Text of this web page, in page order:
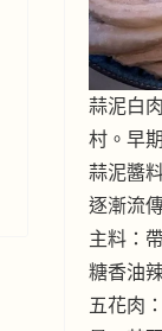
蒜泥白
村。早
蒜泥醬
逐漸流
主料：
糖香油
五花肉